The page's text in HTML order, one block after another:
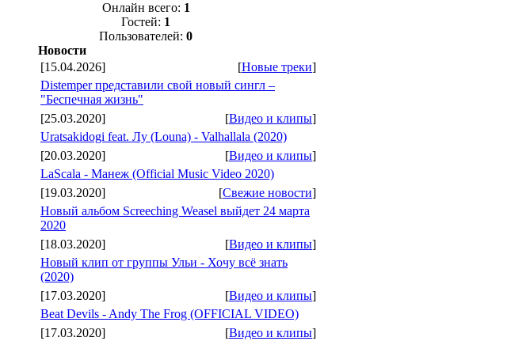
Онлайн всего: 1
Гостей: 1
Пользователей: 0
Новости
[15.04.2026]
[Новые треки]
Distemper представили свой новый сингл –
"Беспечная жизнь"
[25.03.2020]
[Видео и клипы]
Uratsakidogi feat. Лу (Louna) - Valhallala (2020)
[20.03.2020]
[Видео и клипы]
LaScala - Манеж (Official Music Video 2020)
[19.03.2020]
[Свежие новости]
Новый альбом Screeching Weasel выйдет 24 марта
2020
[18.03.2020]
[Видео и клипы]
Новый клип от группы Ульи - Хочу всё знать
(2020)
[17.03.2020]
[Видео и клипы]
Beat Devils - Andy The Frog (OFFICIAL VIDEO)
[17.03.2020]
[Видео и клипы]